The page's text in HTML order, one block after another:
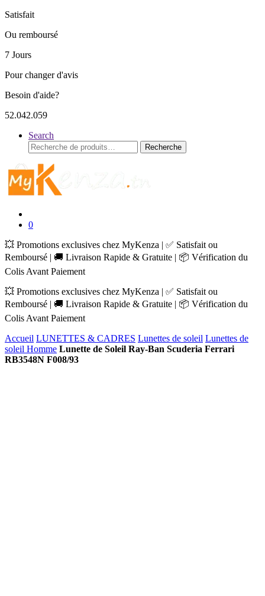
Satisfait
Ou remboursé
7 Jours
Pour changer d'avis
Besoin d'aide?
52.042.059
Search
Recherche
pour :
Recherche
0
💥 Promotions exclusives chez MyKenza | ✅ Satisfait ou
Remboursé | 🚚 Livraison Rapide & Gratuite | 📦 Vérification du
Colis Avant Paiement
💥 Promotions exclusives chez MyKenza | ✅ Satisfait ou
Remboursé | 🚚 Livraison Rapide & Gratuite | 📦 Vérification du
Colis Avant Paiement
Accueil LUNETTES & CADRES Lunettes de soleil Lunettes de
soleil Homme Lunette de Soleil Ray-Ban Scuderia Ferrari
RB3548N F008/93